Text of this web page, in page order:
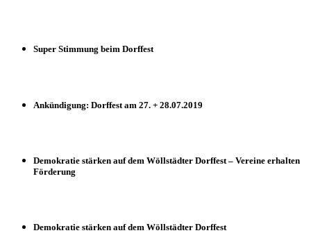
Super Stimmung beim Dorffest
Ankündigung: Dorffest am 27. + 28.07.2019
Demokratie stärken auf dem Wöllstädter Dorffest – Vereine erhalten
Förderung
Demokratie stärken auf dem Wöllstädter Dorffest